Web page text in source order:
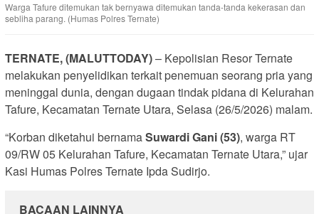
Warga Tafure ditemukan tak bernyawa ditemukan tanda-tanda kekerasan dan
sebliha parang. (Humas Polres Ternate)
TERNATE, (MALUTTODAY)– Kepolisian Resor Ternate
melakukan penyelidikan terkait penemuan seorang pria yang
meninggal dunia, dengan dugaan tindak pidana di Kelurahan
Tafure, Kecamatan Ternate Utara, Selasa (26/5/2026) malam.
“Korban diketahui bernamaSuwardi Gani (53), warga RT
09/RW 05 Kelurahan Tafure, Kecamatan Ternate Utara,” ujar
Kasi Humas Polres Ternate Ipda Sudirjo.
BACAAN LAINNYA